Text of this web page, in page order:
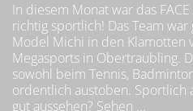
In diesem Monat war das
richtig sportlich! Das Team
Model Michi in den Klamotten
Megasports in Obertraubling.
sowohl beim Tennis,
ordentlich austoben.
gut aussehen? Sehen ...